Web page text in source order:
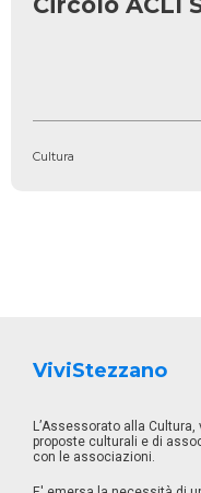
Cultura
ViviStezzano
L’Assessorato alla
proposte culturali e di
con le associazioni.